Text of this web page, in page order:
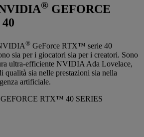
® GEFORCE
® GeForce RTX™ serie 40
sia per i giocatori sia per i creatori. Sono
ultra-efficiente NVIDIA Ada Lovelace,
qualità sia nelle prestazioni sia nella
artificiale.